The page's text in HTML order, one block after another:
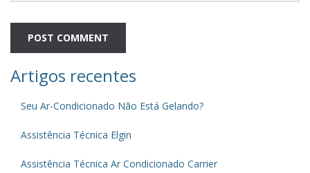
Artigos recentes
Seu Ar-Condicionado Não Está Gelando?
Assistência Técnica Elgin
Assistência Técnica Ar Condicionado Carrier